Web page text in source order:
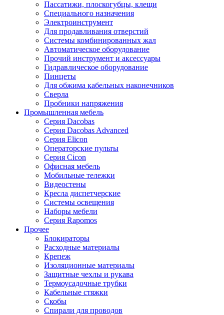
Пассатижи, плоскогубцы, клещи
Специального назначения
Электроинструмент
Для продавливания отверстий
Системы комбинированных жал
Автоматическое оборудование
Прочий инструмент и аксессуары
Гидравлическое оборудование
Пинцеты
Для обжима кабельных наконечников
Сверла
Пробники напряжения
Промышленная мебель
Серия Dacobas
Серия Dacobas Advanced
Серия Elicon
Операторские пульты
Серия Cicon
Офисная мебель
Мобильные тележки
Видеостены
Кресла диспетчерские
Системы освещения
Наборы мебели
Серия Rapomos
Прочее
Блокираторы
Расходные материалы
Крепеж
Изоляционные материалы
Защитные чехлы и рукава
Термоусадочные трубки
Кабельные стяжки
Скобы
Спирали для проводов